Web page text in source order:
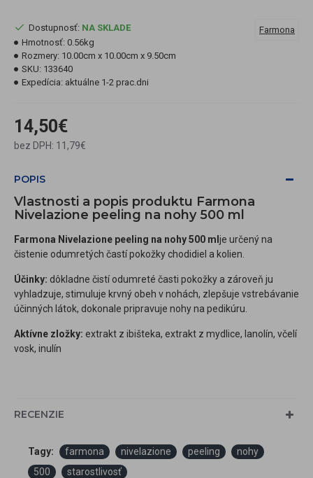
14,50€
bez DPH: 11,79€
Dostupnosť: NA SKLADE
Hmotnosť: 0.56kg
Rozmery: 10.00cm x 10.00cm x 9.50cm
SKU: 133640
Expedícia: aktuálne 1-2 prac.dni
Farmona
POPIS
Vlastnosti a popis produktu Farmona
Nivelazione peeling na nohy 500 ml
Farmona Nivelazione peeling na nohy 500 ml je určený na
čistenie odumretých častí pokožky chodidiel a kolien.
Účinky: dôkladne čistí odumreté časti pokožky a zároveň ju
vyhladzuje, stimuluje krvný obeh v nohách, zlepšuje vstrebávanie
účinných látok, dokonale pripravuje nohy na pedikúru.
Aktívne zložky: extrakt z ibišteka, extrakt z mydlice, lanolín, včelí
vosk, inulín
RECENZIE
Tagy: farmona nivelazione peeling
nohy
500
starostlivosť